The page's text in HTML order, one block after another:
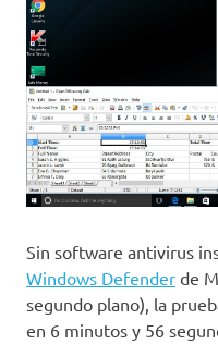
Sin software antivirus
Windows Defender de
segundo plano), la
en 6 minutos y 56